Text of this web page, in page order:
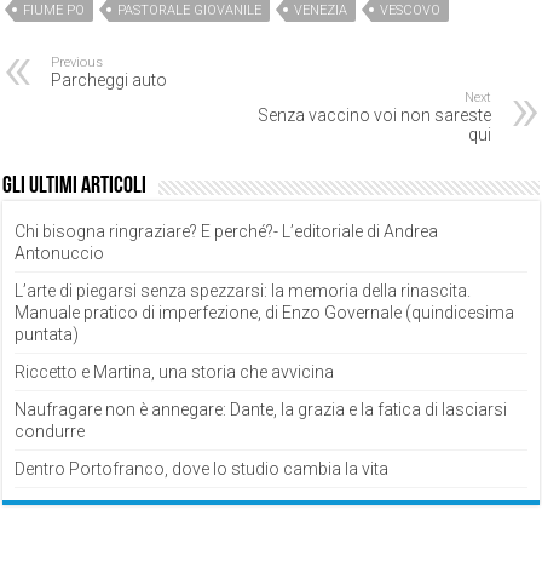
FIUME PO
PASTORALE GIOVANILE VENEZIA VESCOVO
Previous
Parcheggi auto
Next
Senza vaccino voi non sareste
qui
Gli ultimi articoli
Chi bisogna ringraziare? E perché?- L’editoriale di Andrea
Antonuccio
L’arte di piegarsi senza spezzarsi: la memoria della rinascita.
Manuale pratico di imperfezione, di Enzo Governale (quindicesima
puntata)
Riccetto e Martina, una storia che avvicina
Naufragare non è annegare: Dante, la grazia e la fatica di lasciarsi
condurre
Dentro Portofranco, dove lo studio cambia la vita